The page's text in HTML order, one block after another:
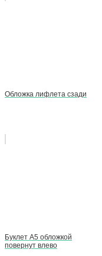
Обложка лифлета сзади
Буклет А5 обложкой
повернут влево